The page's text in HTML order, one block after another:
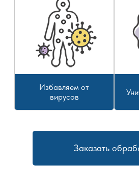
Избавляем от
вирусов
Заказать